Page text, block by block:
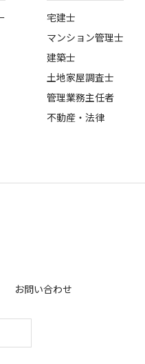
宅建士
マンション管理士
建築士
土地家屋調査士
管理業務主任者
不動産・法律
お問い合わせ